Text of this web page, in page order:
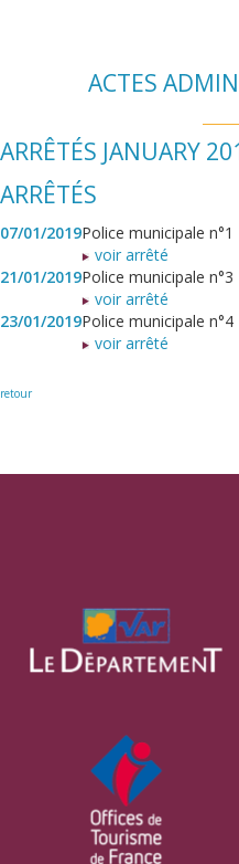
ACTES
ARRÊTÉS JANUARY
ARRÊTÉS
07/01/2019Police municipale n°1
voir arrêté
21/01/2019Police municipale n°3
voir arrêté
23/01/2019Police municipale n°4
voir arrêté
retour